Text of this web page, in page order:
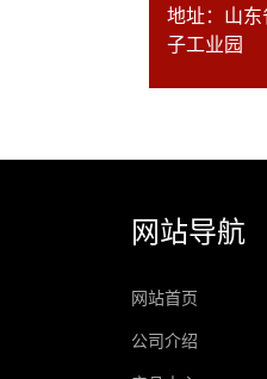
地址： 山
子工业园
网站导航
网站首页
公司介绍